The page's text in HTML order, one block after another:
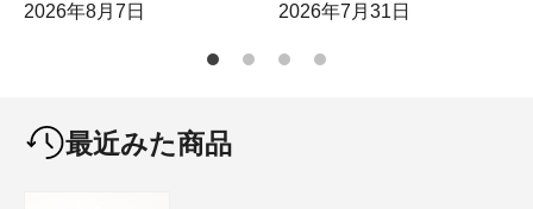
2026年8月7日 2026年7月31日
最近みた商品